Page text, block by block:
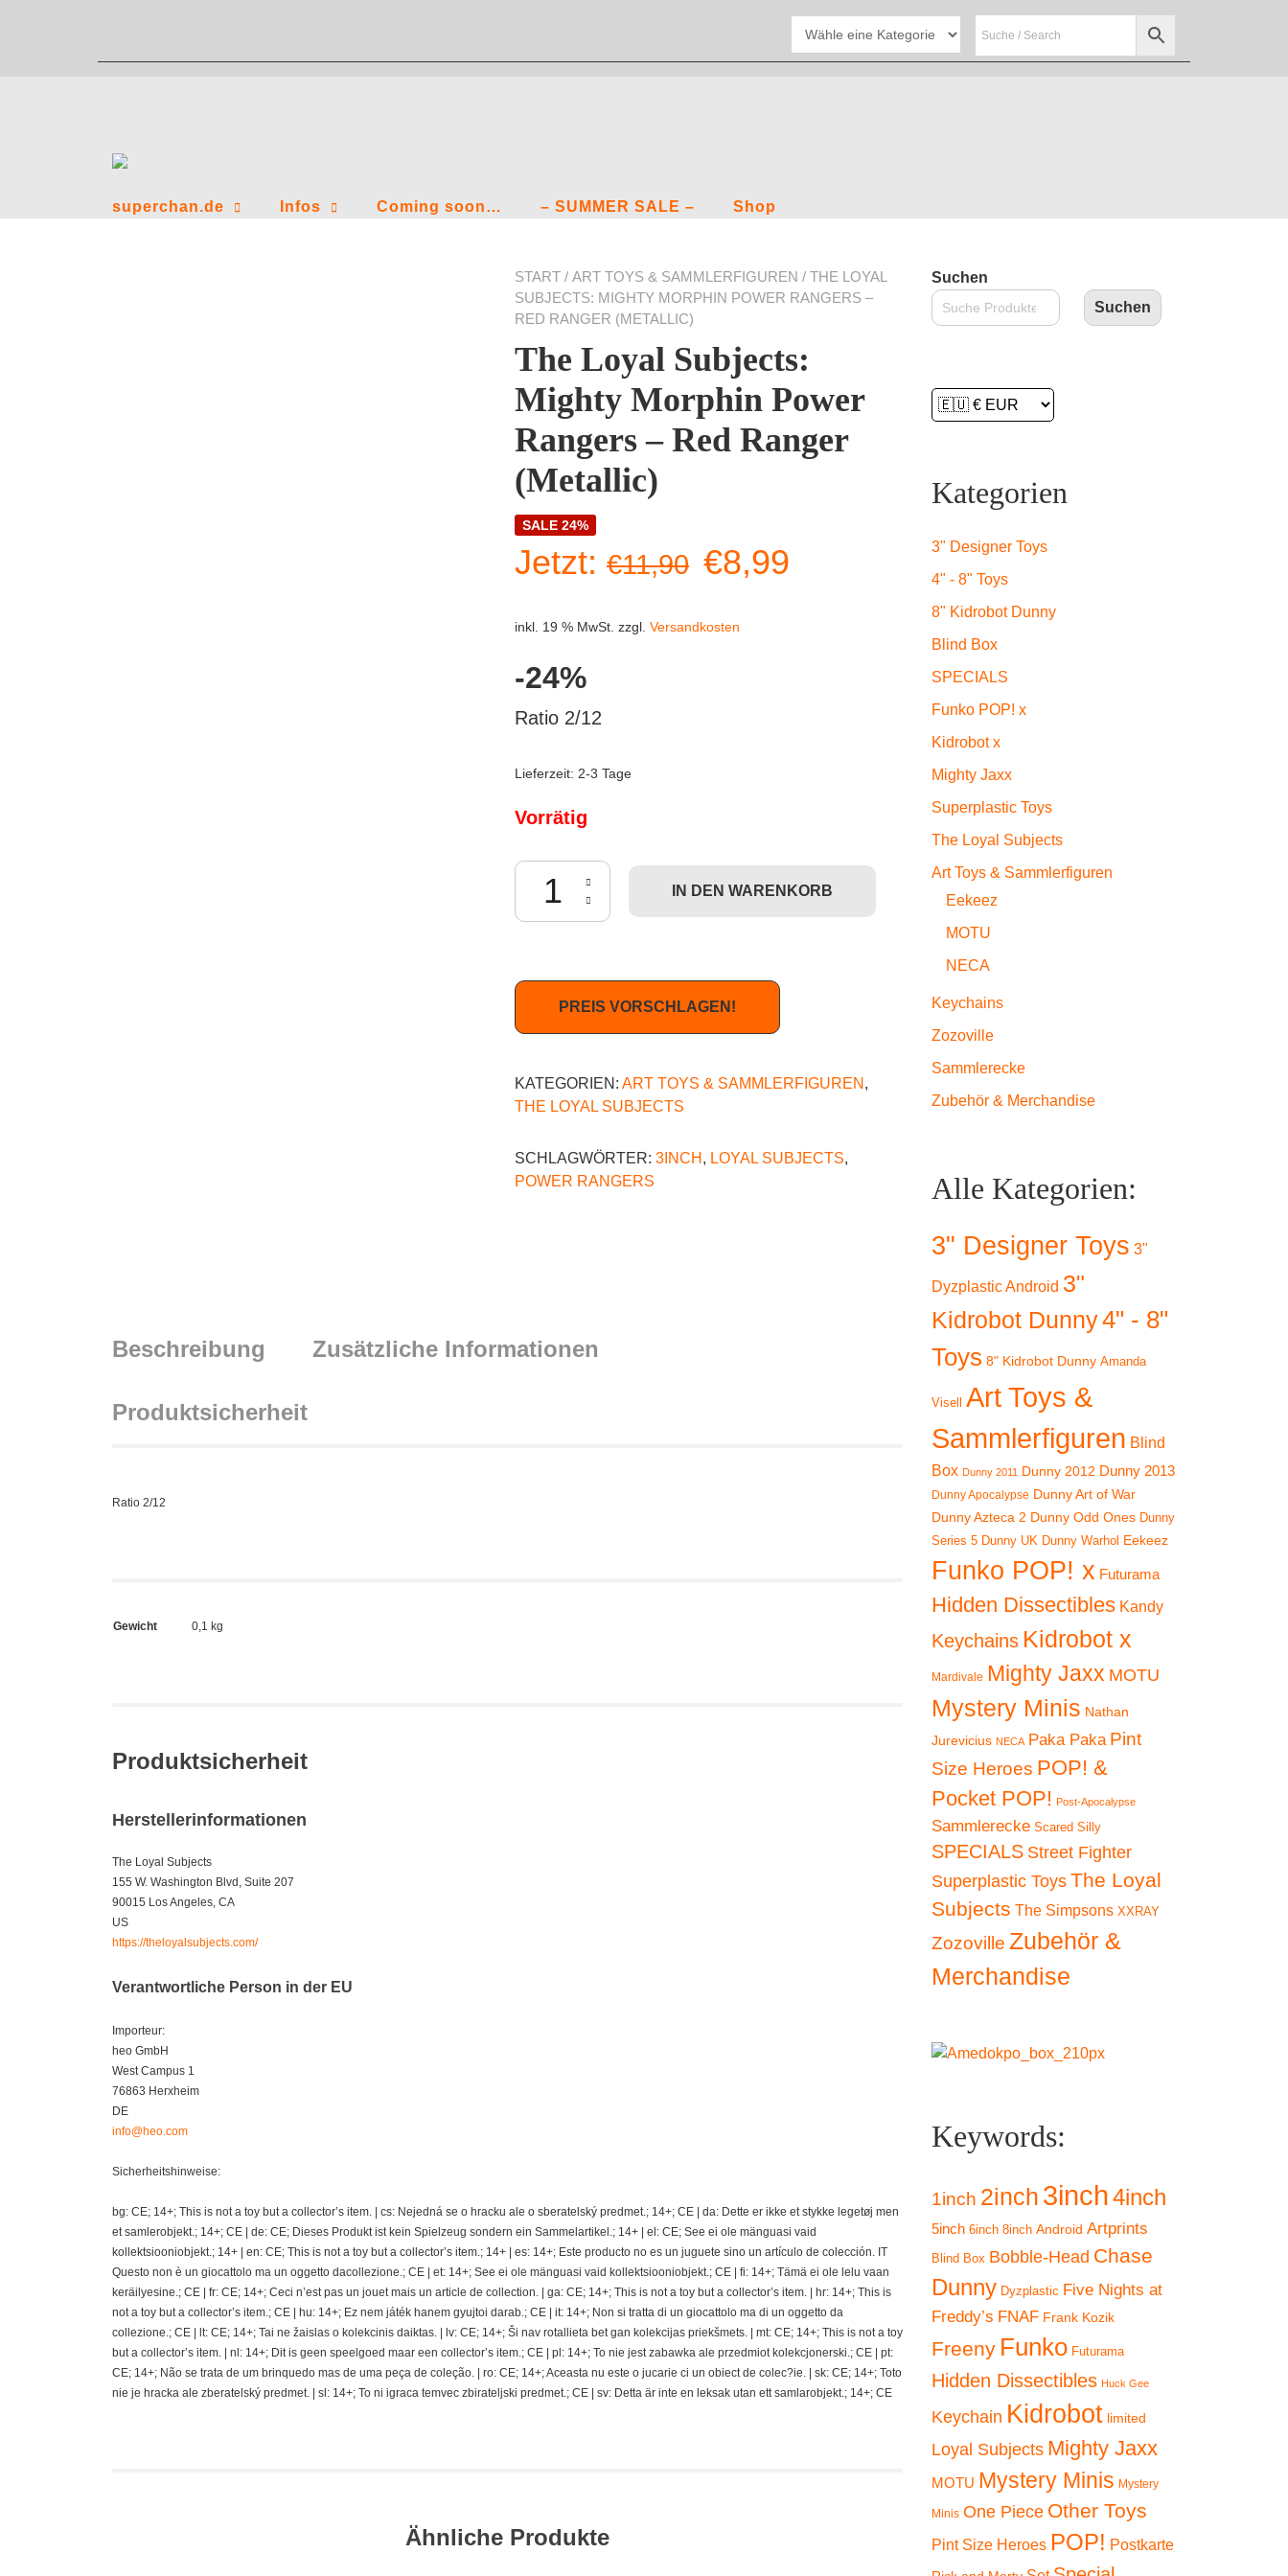
superchan.de Infos Coming soon… – SUMMER SALE – Shop
START / ART TOYS & SAMMLERFIGUREN / THE LOYAL
SUBJECTS: MIGHTY MORPHIN POWER RANGERS –
RED RANGER (METALLIC)
The Loyal Subjects:
Mighty Morphin Power
Rangers – Red Ranger
(Metallic)
SALE 24%
Jetzt: €11,90 Ursprünglicher
Preis
€8,99
inkl. 19 % MwSt. zzgl. Versandkosten
-24%
Ratio 2/12
Lieferzeit: 2-3 Tage
Vorrätig
The Loyal Subjects: Mighty Morphin Power Rangers - Red Ranger (Metallic) Menge
IN DEN WARENKORB
PREIS VORSCHLAGEN!
KATEGORIEN: ART TOYS & SAMMLERFIGUREN ,
THE LOYAL SUBJECTS
SCHLAGWÖRTER: 3INCH , LOYAL SUBJECTS,
POWER RANGERS
Beschreibung Zusätzliche Informationen
Produktsicherheit
Ratio 2/12
Gewicht 0,1 kg
Produktsicherheit
Herstellerinformationen
The Loyal Subjects
155 W. Washington Blvd, Suite 207
90015 Los Angeles, CA
US
https://theloyalsubjects.com/
Verantwortliche Person in der EU
Importeur:
heo GmbH
West Campus 1
76863 Herxheim
DE
info@heo.com
Sicherheitshinweise:
bg: CE; 14+; This is not a toy but a collector’s item. | cs: Nejedná se o hracku ale o sberatelský predmet.; 14+; CE | da: Dette er ikke et stykke legetøj men
et samlerobjekt.; 14+; CE | de: CE; Dieses Produkt ist kein Spielzeug sondern ein Sammelartikel.; 14+ | el: CE; See ei ole mänguasi vaid
kollektsiooniobjekt.; 14+ | en: CE; This is not a toy but a collector’s item.; 14+ | es: 14+; Este producto no es un juguete sino un artículo de colección. IT
Questo non è un giocattolo ma un oggetto dacollezione.; CE | et: 14+; See ei ole mänguasi vaid kollektsiooniobjekt.; CE | fi: 14+; Tämä ei ole lelu vaan
keräilyesine.; CE | fr: CE; 14+; Ceci n’est pas un jouet mais un article de collection. | ga: CE; 14+; This is not a toy but a collector’s item. | hr: 14+; This is
not a toy but a collector’s item.; CE | hu: 14+; Ez nem játék hanem gyujtoi darab.; CE | it: 14+; Non si tratta di un giocattolo ma di un oggetto da
collezione.; CE | lt: CE; 14+; Tai ne žaislas o kolekcinis daiktas. | lv: CE; 14+; Ši nav rotallieta bet gan kolekcijas priekšmets. | mt: CE; 14+; This is not a toy
but a collector’s item. | nl: 14+; Dit is geen speelgoed maar een collector’s item.; CE | pl: 14+; To nie jest zabawka ale przedmiot kolekcjonerski.; CE | pt:
CE; 14+; Não se trata de um brinquedo mas de uma peça de coleção. | ro: CE; 14+; Aceasta nu este o jucarie ci un obiect de colec?ie. | sk: CE; 14+; Toto
nie je hracka ale zberatelský predmet. | sl: 14+; To ni igraca temvec zbirateljski predmet.; CE | sv: Detta är inte en leksak utan ett samlarobjekt.; 14+; CE
Ähnliche Produkte
Suchen
Suchen
Kategorien
3" Designer Toys
4" - 8" Toys
8" Kidrobot Dunny
Blind Box
SPECIALS
Funko POP! x
Kidrobot x
Mighty Jaxx
Superplastic Toys
The Loyal Subjects
Art Toys & Sammlerfiguren
Eekeez
MOTU
NECA
Keychains
Zozoville
Sammlerecke
Zubehör & Merchandise
Alle Kategorien:
3" Designer Toys 3"
Dyzplastic Android 3"
Kidrobot Dunny4" - 8"
Toys 8" Kidrobot Dunny Amanda
Visell
Art Toys &
Sammlerfiguren Blind
Box Dunny 2011 Dunny 2012 Dunny 2013
Dunny Apocalypse Dunny Art of War
Dunny Azteca 2 Dunny Odd Ones Dunny
Series 5 Dunny UK Dunny Warhol Eekeez
Funko POP! x Futurama
Hidden Dissectibles Kandy
Keychains Kidrobot x
Mardivale Mighty Jaxx MOTU
Mystery Minis Nathan
Jurevicius NECA Paka Paka Pint
Size Heroes POP! &
Pocket POP! Post-Apocalypse
Sammlerecke Scared Silly
SPECIALS Street Fighter
Superplastic ToysThe Loyal
Subjects The Simpsons XXRAY
Zozoville Zubehör &
Merchandise
Keywords:
1inch 2inch 3inch4inch
5inch 6inch 8inch Android Artprints
Blind Box Bobble-Head Chase
Dunny Dyzplastic Five Nights at
Freddy’s FNAF Frank Kozik
Freeny Funko Futurama
Hidden Dissectibles Huck Gee
Keychain Kidrobot limited
Loyal Subjects Mighty Jaxx
MOTU Mystery Minis Mystery
Minis One Piece Other Toys
Pint Size Heroes POP! Postkarte